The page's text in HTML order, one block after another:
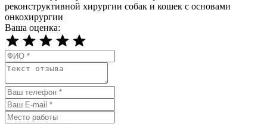
реконструктивной хирургии собак и кошек с основами
онкохирургии
Ваша оценка: